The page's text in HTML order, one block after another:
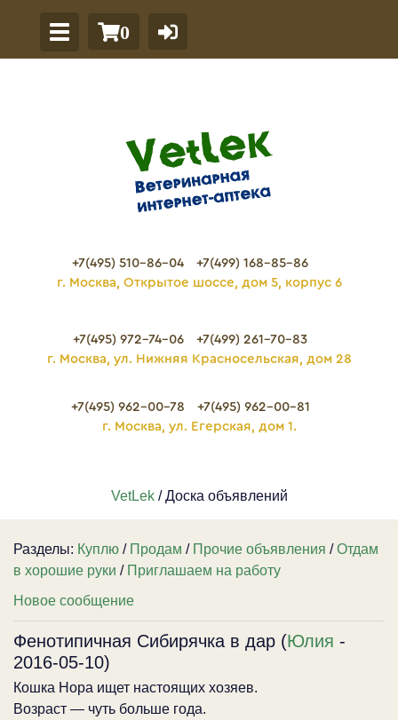
0
+7(495) 510-86-04
+7(499) 168-85-86
г. Москва, Открытое шоссе, дом 5, корпус 6
+7(495) 972-74-06
+7(499) 261-70-83
г. Москва, ул. Нижняя Красносельская, дом 28
+7(495) 962-00-78
+7(495) 962-00-81
г. Москва, ул. Егерская, дом 1.
VetLek/ Доска объявлений
Разделы: Куплю / Продам / Прочие объявления /Отдам
в хорошие руки / Приглашаем на работу
Новое сообщение
Фенотипичная Сибирячка в дар (Юлия -
2016-05-10)
Кошка Нора ищет настоящих хозяев.
Возраст — чуть больше года.